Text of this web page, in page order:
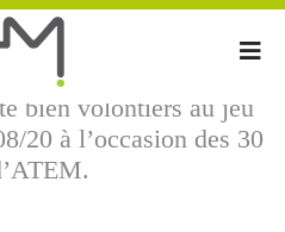
toujours en
Dupont, architecte
Électronique du groupe
bien volontiers au jeu
20 à l’occasion des 30